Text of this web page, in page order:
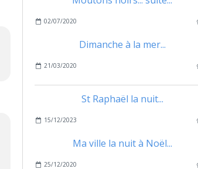
02/07/2020
Dimanche à la mer...
21/03/2020
St Raphaël la nuit...
15/12/2023
Ma ville la nuit à Noël...
25/12/2020